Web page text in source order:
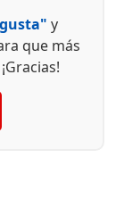
y
que más